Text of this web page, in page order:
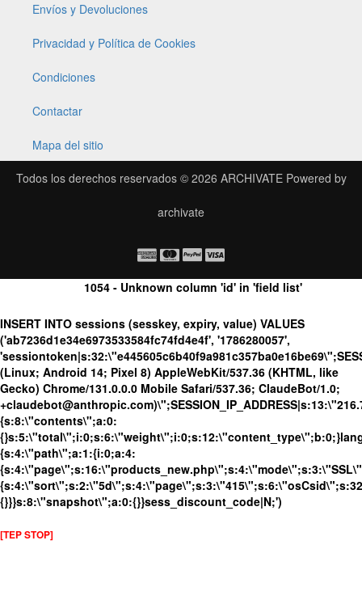
Envíos y Devoluciones
Privacidad y Política de Cookies
Condiciones
Contactar
Mapa del sitio
Todos los derechos reservados © 2026 ARCHIVATEPowered by
archivate
1054 - Unknown column 'id' in 'field list'
INSERT INTO sessions (sesskey, expiry, value) VALUES
('ab7236d1e34e6973533584fc74fd4e4f', '1786280057',
(Linux; Android 14; Pixel 8) AppleWebKit/537.36 (KHTML, like
Gecko) Chrome/131.0.0.0 Mobile Safari/537.36; ClaudeBot/1.0;
{s:8:\"contents\";a:0:
{s:4:\"path\";a:1:{i:0;a:4:
{}}}s:8:\"snapshot\";a:0:{}}sess_discount_code|N;')
[TEP STOP]